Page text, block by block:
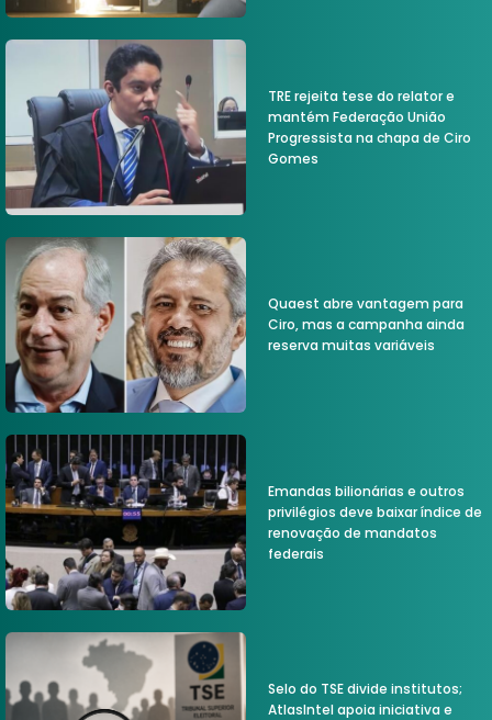
TRE rejeita tese do relator e
mantém Federação União
Progressista na chapa de Ciro
Gomes
Quaest abre vantagem para
Ciro, mas a campanha ainda
reserva muitas variáveis
Emandas bilionárias e outros
privilégios deve baixar índice de
renovação de mandatos
federais
Selo do TSE divide institutos;
AtlasIntel apoia iniciativa e